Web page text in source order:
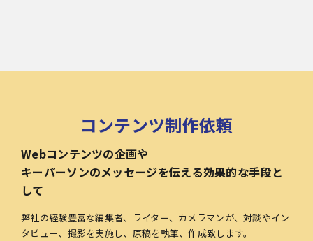
コンテンツ制作依頼
Webコンテンツの企画や
キーパーソンのメッセージを伝える効果的な手段と
して
弊社の経験豊富な編集者、ライター、カメラマンが、対談やイン
タビュー、撮影を実施し、原稿を執筆、作成致します。